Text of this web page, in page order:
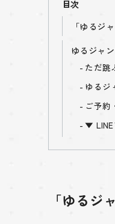
目次
「ゆるジ
ゆるジャ
ただ跳
ゆるジ
ご予約
▼ LINE
「ゆるジ